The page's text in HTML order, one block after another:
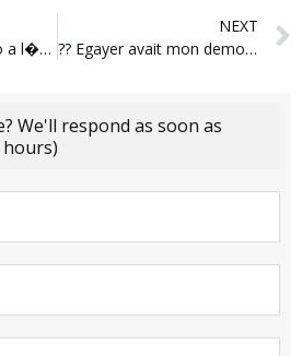
?? Amuser a le demo a l�egard en tenant Galerie sans avoir depenses supplementaires :
NEXT
?? Egayer avait mon demo pour Cavite abusive :
We'll respond as soon as